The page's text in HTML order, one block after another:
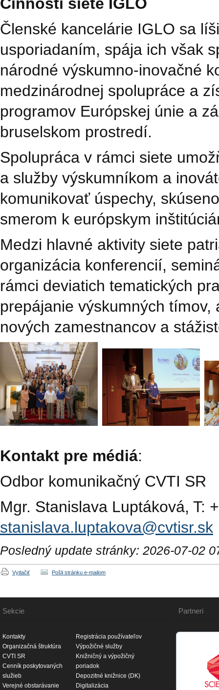
Členské kancelárie IGLO sa
usporiadaním, spája ich však
národné výskumno‑inovačné
medzinárodnej spolupráce a
programov Európskej únie a
bruselskom prostredí.
Spolupráca v rámci siete
a služby výskumníkom a
komunikovať úspechy,
smerom k európskym
Medzi hlavné aktivity siete
organizácia konferencií,
rámci deviatich tematických
prepájanie výskumných
nových zamestnancov a
Kontakt pre médiá:
Odbor komunikačný CVTI SR
Mgr. Stanislava Luptáková, T:
stanislava.luptakova@cvtisr.sk
Posledný update stránky: 2026-07-02
Vytlačiť Pošli stránku e-mailom
Sekcie
Kontakty
Organizačná štruktúra
CVTI SR
Cenník poskytovaných
služieb
Verejné obstarávanie
Registrácia používateľov
Výpožičné služby
Knižničný a výpožičný
poriadok
Depozitné knižnice (DK)
Digitalizácia
Partneri